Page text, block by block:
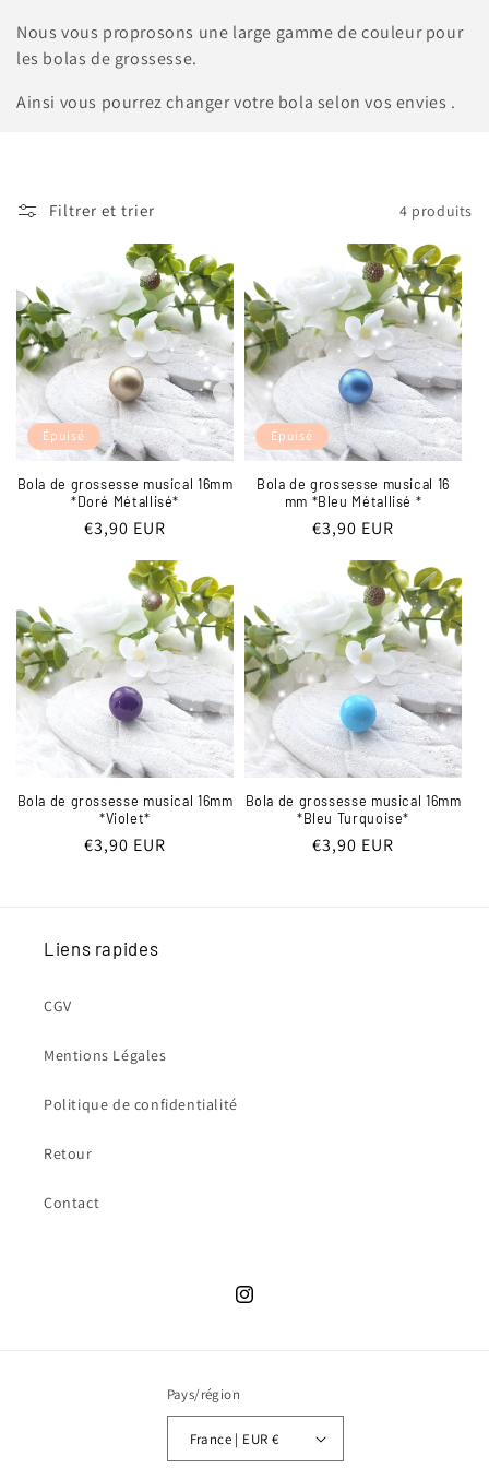
e
c
t
o
:
Nous vous proprosons une large gamme de couleur pour
les bolas de grossesse.
Ainsi vous pourrez changer votre bola selon vos envies .
Filtrer et trier 4 produits
Épuisé
Bola de grossesse musical 16mm
*Doré Métallisé*
Prix
€3,90 EUR
Épuisé
Bola de grossesse musical 16
mm *Bleu Métallisé *
Prix
€3,90 EUR
Bola de grossesse musical 16mm
*Violet*
Prix
€3,90 EUR
Bola de grossesse musical 16mm
*Bleu Turquoise*
Prix
€3,90 EUR
Liens rapides
CGV
Mentions Légales
Politique de confidentialité
Retour
Contact
Instagram
Pays/région
France | EUR €